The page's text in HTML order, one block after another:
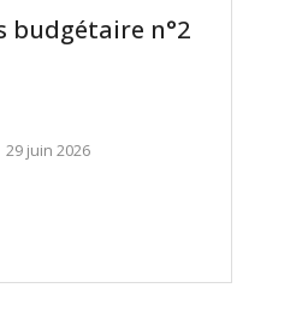
budgétaire n°2
29 juin 2026